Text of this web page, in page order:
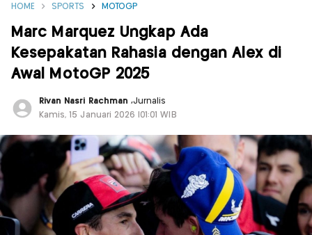
HOME SPORTS MOTOGP
Marc Marquez Ungkap Ada
Kesepakatan Rahasia dengan Alex di
Awal MotoGP 2025
Rivan Nasri Rachman ,Jurnalis
Kamis, 15 Januari 2026 |01:01 WIB